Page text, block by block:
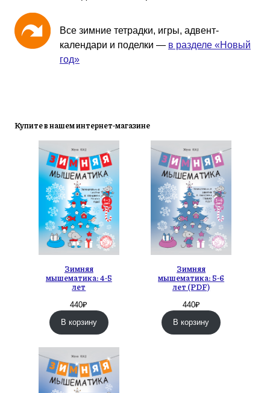
Все зимние тетрадки, игры, адвент-
календари и поделки — в разделе «Новый
год»
Купите в нашем интернет-магазине
Зимняя
мышематика: 4-5
лет
440₽
В корзину
Зимняя
мышематика: 5-6
лет (PDF)
440₽
В корзину